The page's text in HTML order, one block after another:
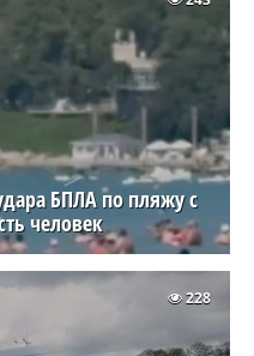
БПЛА по пляжу с
человек
228